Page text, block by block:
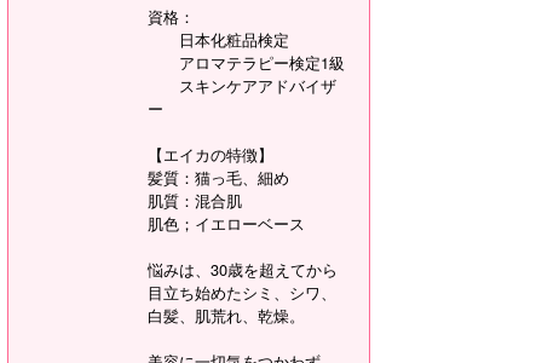
資格：
日本化粧品検定
アロマテラピー検定1級
スキンケアアドバイザ
ー
【エイカの特徴】
髪質：猫っ毛、細め
肌質：混合肌
肌色；イエローベース
悩みは、30歳を超えてから
目立ち始めたシミ、シワ、
白髪、肌荒れ、乾燥。